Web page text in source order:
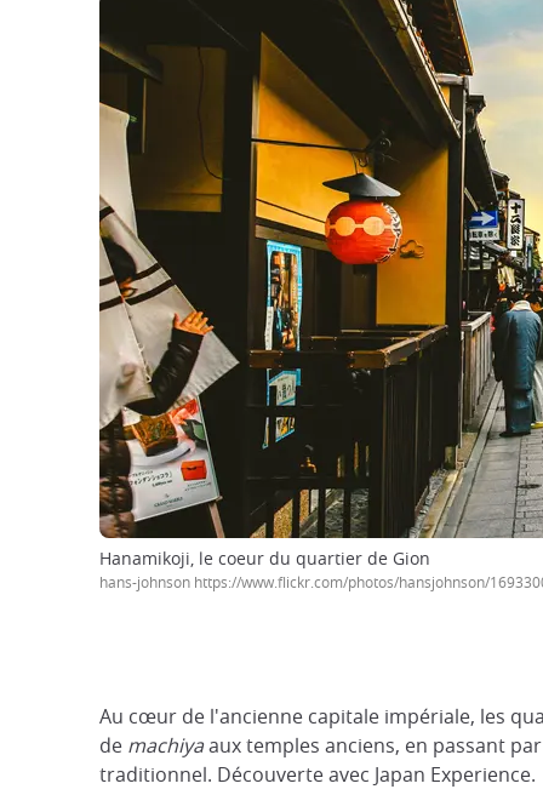
Hanamikoji, le coeur du quartier de Gion
hans-johnson https://www.flickr.com/photos/hansjohnson/
Au cœur de l'ancienne capitale impériale, les
de machiyaaux temples anciens, en passant
traditionnel. Découverte avec Japan Experience.